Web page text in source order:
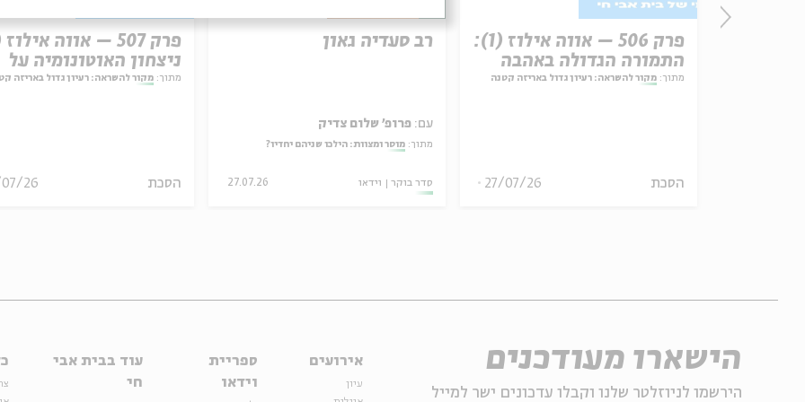
ניצחון האוטונומיה על
המחויבות
מתוך: מקור להשראה: רעיון גדול באריזה
הסכת 26
רב סעדיה גאון
עם: פרופ' שלום צדיק
מתוך: מוסר ומצוות: הילכו שניהם יחדיו?
סדר בוקר וידאו 27.07.26
פרק 506 – אווה אילוז (1):
התמורה הגדולה באהבה
מתוך: מקור להשראה: רעיון גדול באריזה קטנה
הסכת 27/07/26
הישארו מעודכנים
הירשמו לניוזלטר שלנו וקבלו עדכונים ישר למייל
אירועים
עיון
ספריית
וידאו
עוד בבית אבי
חי